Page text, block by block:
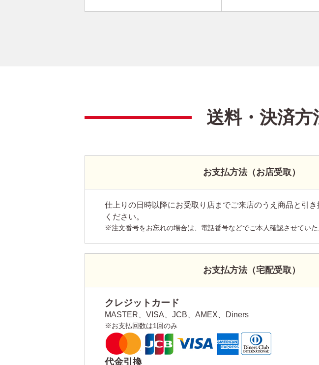
送料・決済方
お支払方法（お店受取）
仕上りの日時以降にお受取り店までご来店のうえ商品と引
ください。
※注文番号をお忘れの場合は、電話番号などでご本人確認させていた
お支払方法（宅配受取）
クレジットカード
MASTER、VISA、JCB、AMEX、Diners
※お支払回数は1回のみ
代金引換